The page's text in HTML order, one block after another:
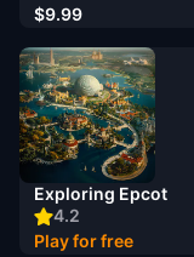
$9.99
4.2
Exploring Epcot
Play for free